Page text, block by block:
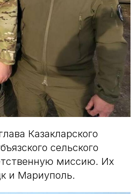
Казакларского
сельского
миссию. Их
и Мариуполь.